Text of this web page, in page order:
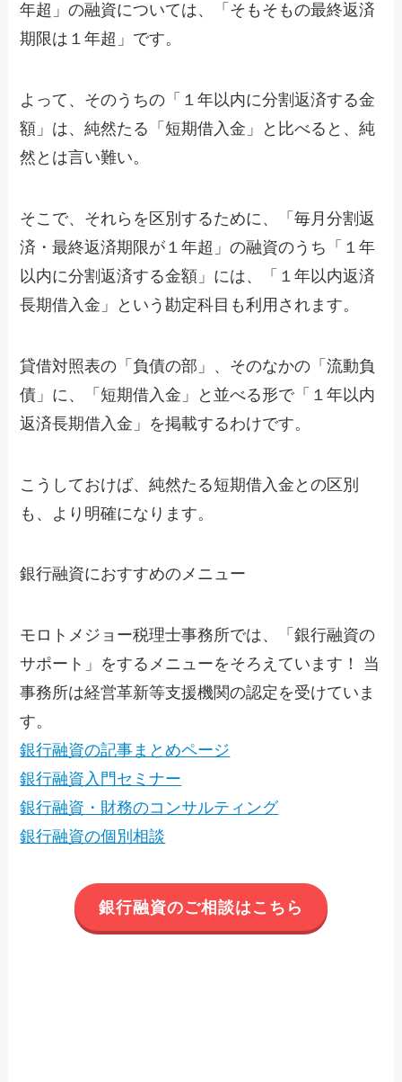
年超」の融資については、「そもそもの最終返済
期限は１年超」です。
よって、そのうちの「１年以内に分割返済する金
額」は、純然たる「短期借入金」と比べると、純
然とは言い難い。
そこで、それらを区別するために、「毎月分割返
済・最終返済期限が１年超」の融資のうち「１年
以内に分割返済する金額」には、「１年以内返済
長期借入金」という勘定科目も利用されます。
貸借対照表の「負債の部」、そのなかの「流動負
債」に、「短期借入金」と並べる形で「１年以内
返済長期借入金」を掲載するわけです。
こうしておけば、純然たる短期借入金との区別
も、より明確になります。
銀行融資におすすめのメニュー
モロトメジョー税理士事務所では、「銀行融資の
サポート」をするメニューをそろえています！ 当
事務所は経営革新等支援機関の認定を受けていま
す。
銀行融資の記事まとめページ
銀行融資入門セミナー
銀行融資・財務のコンサルティング
銀行融資の個別相談
銀行融資のご相談はこちら